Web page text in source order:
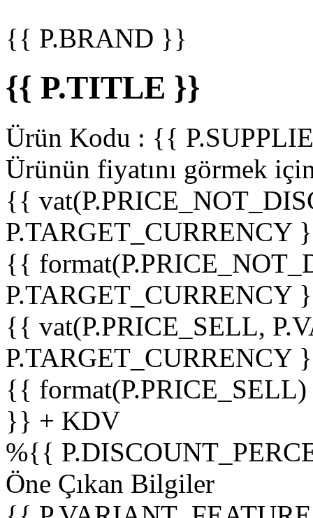
{{ P.BRAND }}
{{ P.TITLE }}
Ürün Kodu : {{
Ürünün fiyatını görmek
{{
P.TARGET_CURRENCY
{{
P.TARGET_CURRENCY
{{ vat(P.PRICE_SELL,
P.TARGET_CURRENCY
{{
}} + KDV
%{{
Öne Çıkan Bilgiler